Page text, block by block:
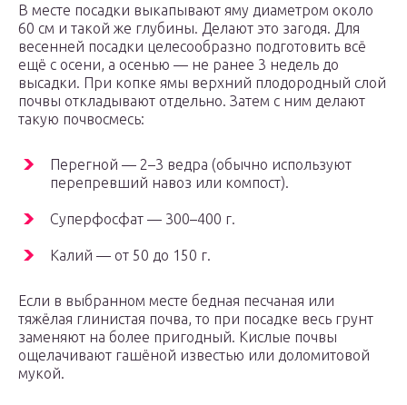
В месте посадки выкапывают яму диаметром около
60 см и такой же глубины. Делают это загодя. Для
весенней посадки целесообразно подготовить всё
ещё с осени, а осенью — не ранее 3 недель до
высадки. При копке ямы верхний плодородный слой
почвы откладывают отдельно. Затем с ним делают
такую почвосмесь:
Перегной — 2–3 ведра (обычно используют
перепревший навоз или компост).
Суперфосфат — 300–400 г.
Калий — от 50 до 150 г.
Если в выбранном месте бедная песчаная или
тяжёлая глинистая почва, то при посадке весь грунт
заменяют на более пригодный. Кислые почвы
ощелачивают гашёной известью или доломитовой
мукой.